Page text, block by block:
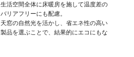
生活空間全体に床暖房を施して温度差の
バリアフリーにも配慮。
天窓の自然光を活かし、省エネ性の高い
製品を選ぶことで、結果的にエコにもな